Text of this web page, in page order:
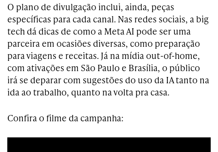
O plano de divulgação inclui, ainda, peças
específicas para cada canal. Nas redes sociais, a big
tech dá dicas de como a Meta AI pode ser uma
parceira em ocasiões diversas, como preparação
para viagens e receitas. Já na mídia out-of-home,
com ativações em São Paulo e Brasília, o público
irá se deparar com sugestões do uso da IA tanto na
ida ao trabalho, quanto na volta pra casa.
Confira o filme da campanha: